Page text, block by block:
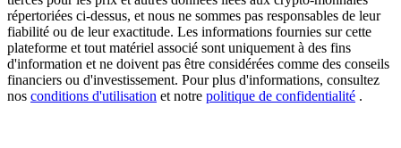
USDT New User Exclusive 10% APR
USDT Flexible Staking | Daily Rewards
répertoriées ci-dessus, et nous ne sommes pas responsables de leur
fiabilité ou de leur exactitude. Les informations fournies sur cette
plateforme et tout matériel associé sont uniquement à des fins
d'information et ne doivent pas être considérées comme des conseils
financiers ou d'investissement. Pour plus d'informations, consultez
nos conditions d'utilisation et notre politique de confidentialité .